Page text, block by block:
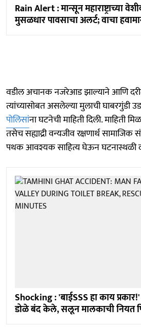
Rain Alert : मान्सून महाराष्ट्राच्या
मुसळधार पावसाचा अलर्ट; वाचा
वडील अचानक नजरेआड झाल्याने आणि
त्यांच्यासोबत असलेल्या मुलाची घाबरगुंडी
पोलिसांना घटनेची माहिती दिली. माहिती
तसेच सह्याद्री वन्यजीव रक्षणार्थ
पथक आवश्यक साहित्य घेऊन घटनास्थळी
Shocking : 'बाईSSS हा काय
डोळे बंद केले, सलून मालकाची नियत